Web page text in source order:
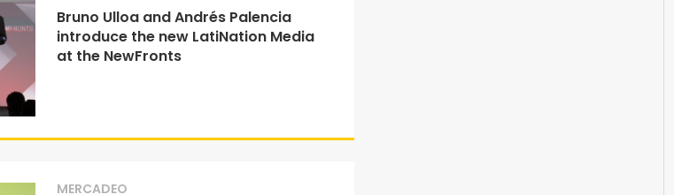
Bruno Ulloa and Andrés Palencia
introduce the new LatiNation Media
at the NewFronts
MERCADEO